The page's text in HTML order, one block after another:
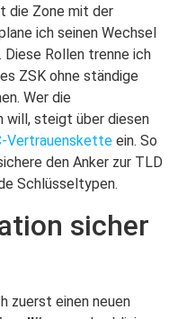
die Zone mit der
ich seinen Wechsel
Rollen trenne ich
ZSK ohne ständige
Wer die
will, steigt über diesen
ein. So
den Anker zur TLD
Schlüsseltypen.
sicher
zuerst einen neuen